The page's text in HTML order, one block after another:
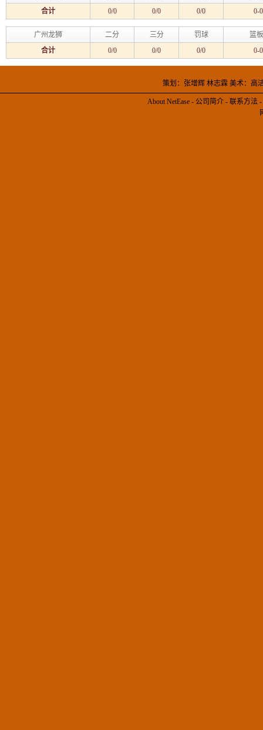
合计
0/0 0/0 0/0 0-
广州龙狮 二分 三分 罚球
篮
合计
0/0 0/0 0/0 0-
策划：张增辉 林志霖 美术：
About NetEase - 公司简介 - 联系方法 -